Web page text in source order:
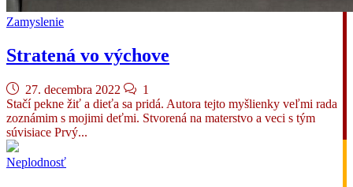
Zamyslenie
Stratená vo výchove
27. decembra 2022
1
Stačí pekne žiť a dieťa sa pridá. Autora tejto myšlienky veľmi rada
zoznámim s mojimi deťmi. Stvorená na materstvo a veci s tým
súvisiace Prvý...
Neplodnosť